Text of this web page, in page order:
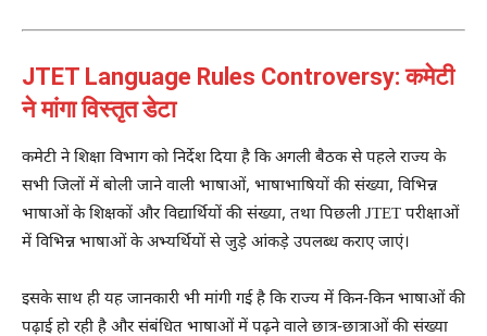
JTET Language Rules Controversy: कमेटी
ने मांगा विस्तृत डेटा
कमेटी ने शिक्षा विभाग को निर्देश दिया है कि अगली बैठक से पहले राज्य के
सभी जिलों में बोली जाने वाली भाषाओं, भाषाभाषियों की संख्या, विभिन्न
भाषाओं के शिक्षकों और विद्यार्थियों की संख्या, तथा पिछली JTET परीक्षाओं
में विभिन्न भाषाओं के अभ्यर्थियों से जुड़े आंकड़े उपलब्ध कराए जाएं।
इसके साथ ही यह जानकारी भी मांगी गई है कि राज्य में किन-किन भाषाओं की
पढ़ाई हो रही है और संबंधित भाषाओं में पढ़ने वाले छात्र-छात्राओं की संख्या